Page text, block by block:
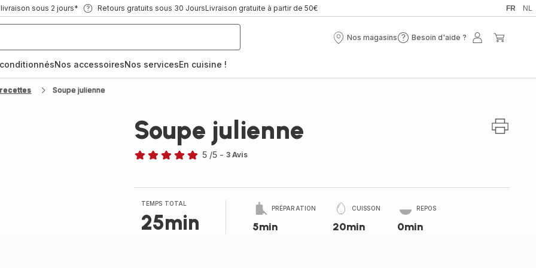
sous 2 jours* Retours gratuits sous 30 JoursLivraison gratuite à partir de 50€ FR NL
Nos magasins
Nos
Besoin d'aide ?
Besoin
Mon
Nos accessoiresNos servicesEn cuisine !
Soupe julienne
Soupe julienne
étoiles
(moyenne)
5 /5 - 3 Avis
TEMPS TOTAL
25min
PRÉPARATION
5min
CUISSON
20min
REPOS
0min